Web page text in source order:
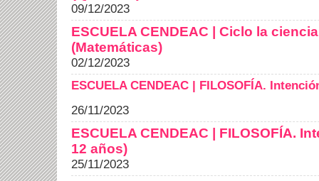
09/12/2023
ESCUELA CENDEAC | Ciclo la
(Matemáticas)
02/12/2023
ESCUELA CENDEAC | FILOSOFÍA.
26/11/2023
ESCUELA CENDEAC | FILOSOFÍA.
12 años)
25/11/2023